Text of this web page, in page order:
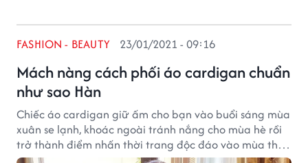
Mách nàng cách phối áo cardigan chuẩn
như sao Hàn
FASHION - BEAUTY 23/01/2021 - 09:16
Chiếc áo cardigan giữ ấm cho bạn vào buổi sáng mùa
xuân se lạnh, khoác ngoài tránh nắng cho mùa hè rồi
trở thành điểm nhấn thời trang độc đáo vào mùa thu
đông.